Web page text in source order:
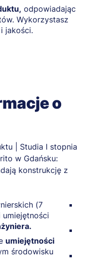
odpowiadając
Wykorzystasz
jakości.
o
(7
umiejętności
środowisku